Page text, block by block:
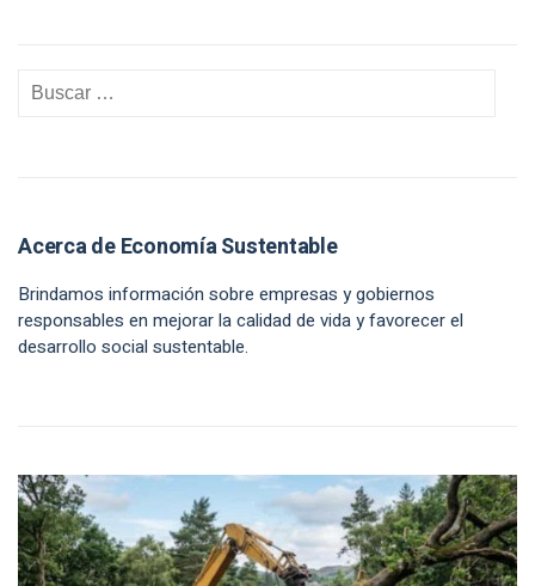
Acerca de Economía Sustentable
Brindamos información sobre empresas y gobiernos
responsables en mejorar la calidad de vida y favorecer el
desarrollo social sustentable.